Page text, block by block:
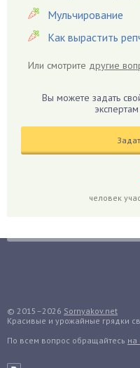
Герань
Гиацинт
Гиппеаструм
Годжи
Голубика
Гуава
Гузмания
Дайкон
Мульчирование
Как вырастить
Или смотрите другие
Вы можете задать
человек
© 2015–2026 Sornyakov.net
Красивые и урожайные грядки
По всем вопрос обращайтесь на